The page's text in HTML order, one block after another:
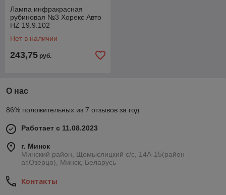
Лампа инфракрасная
рубиновая №3 Хорекс Авто
HZ 19.9.102
Нет в наличии
243,75 руб.
О нас
86% положительных из 7 отзывов за год
Работает с 11.08.2023
г. Минск
Минский район, Щомыслицкий с/с, 14А-15(район
аг.Озерцо), Минск, Беларусь
Контакты